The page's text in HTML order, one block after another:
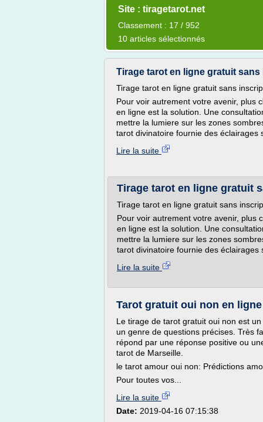
Site : tiragetarot.net
Classement : 17 / 952
10 articles sélectionnés
Tirage tarot en ligne gratuit
Tirage tarot en ligne gratuit sans
Pour voir autrement votre avenir, plus
en ligne est la solution. Une
mettre la lumiere sur les zones
tarot divinatoire fournie des éclairages
Lire la suite
Tirage tarot en ligne gratuit
Tirage tarot en ligne gratuit sans
Pour voir autrement votre avenir, plus
en ligne est la solution. Une
mettre la lumiere sur les zones
tarot divinatoire fournie des éclairages
Lire la suite
Tarot gratuit oui non en
Le tirage de tarot gratuit oui non est
un genre de questions précises. Très
répond par une réponse positive ou
tarot de Marseille.
le tarot amour oui non: Prédictions
Pour toutes vos...
Lire la suite
Date: 2019-04-16 07:15:38